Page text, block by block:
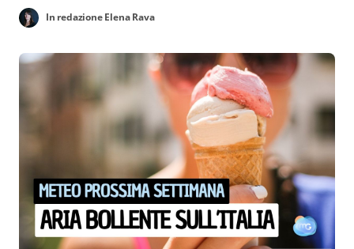
In redazione Elena Rava